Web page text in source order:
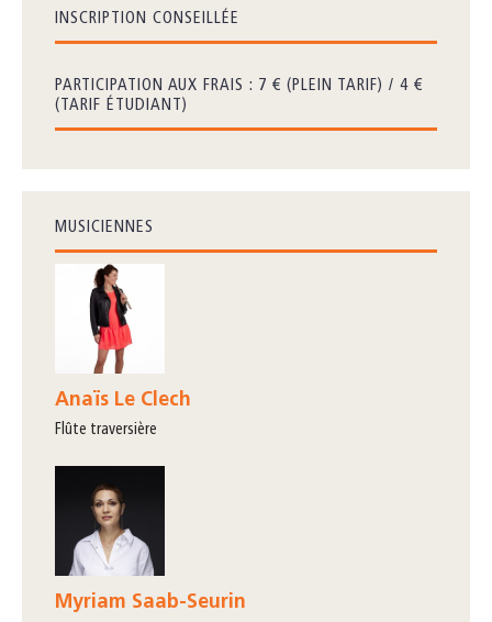
INSCRIPTION CONSEILLÉE
PARTICIPATION AUX FRAIS : 7 € (PLEIN TARIF) / 4 €
(TARIF ÉTUDIANT)
MUSICIENNES
Anaïs Le Clech
flûte traversière
Myriam Saab-Seurin